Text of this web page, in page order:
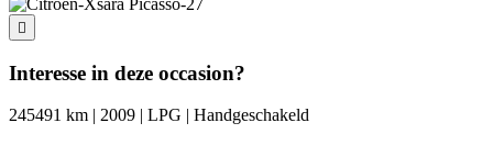
Interesse in deze occasion?
245491 km | 2009 | LPG | Handgeschakeld